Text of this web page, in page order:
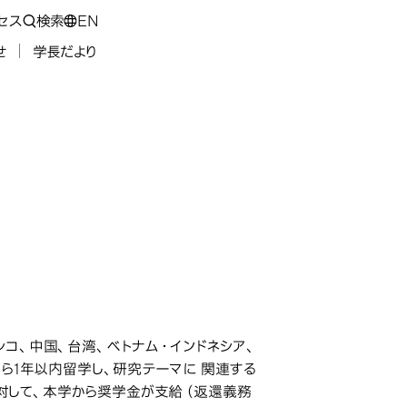
ス 検索 EN
学長だより
中国、台湾、ベトナム・インドネシア、
ら1年以内留学し、研究テーマに 関連する
て、本学から奨学金が支給（返還義務